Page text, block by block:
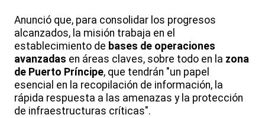
Anunció que, para consolidar los progresos
alcanzados, la misión trabaja en el
establecimiento de bases de operaciones
avanzadas en áreas claves, sobre todo en la zona
de Puerto Príncipe, que tendrán "un papel
esencial en la recopilación de información, la
rápida respuesta a las amenazas y la protección
de infraestructuras críticas".